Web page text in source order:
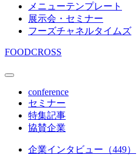
メニューテンプレート
展示会・セミナー
フーズチャネルタイムズ
FOODCROSS
conference
セミナー
特集記事
協賛企業
企業インタビュー（449）